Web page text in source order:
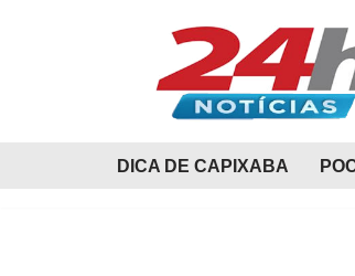
DICA DE CAPIXABA